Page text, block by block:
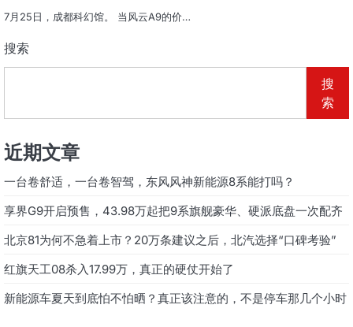
7月25日，成都科幻馆。 当风云A9的价…
搜索
搜
索
近期文章
一台卷舒适，一台卷智驾，东风风神新能源8系能打吗？
享界G9开启预售，43.98万起把9系旗舰豪华、硬派底盘一次配齐
北京81为何不急着上市？20万条建议之后，北汽选择“口碑考验”
红旗天工08杀入17.99万，真正的硬仗开始了
新能源车夏天到底怕不怕晒？真正该注意的，不是停车那几个小时